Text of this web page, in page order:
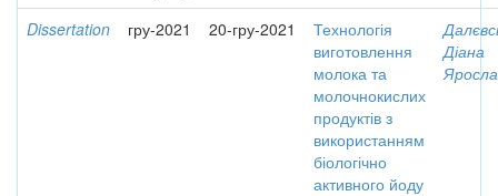
Dissertation гру-2021 20-гру-2021
Технологія
виготовлення
молока та
молочнокислих
продуктів з
використанням
біологічно
активного йоду
Діана